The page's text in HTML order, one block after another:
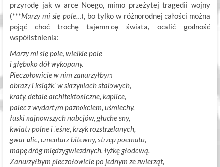
przyrodę jak w arce Noego, mimo przeżytej tragedii wojny
(***Marzy mi się pole…), bo tylko w różnorodnej całości można
pojąć choć trochę tajemnicę świata, ocalić godność
współistnienia:
Marzy mi się pole, wielkie pole
i głęboko dół wykopany.
Pieczołowicie w nim zanurzyłbym
obrazy i książki w skrzyniach stalowych,
kraty, detale architektoniczne, kaplice,
palec z wydartym paznokciem, uśmiechy,
łuski najnowszych nabojów, głuche sny,
kwiaty polne i leśne, krzyk rozstrzelanych,
gwar ulic, cmentarz bitewny, strzęp poematu,
mapę dróg międzygwiezdnych, łyżkę głodową.
Zanurzyłbym pieczołowicie po jednym ze zwierząt,